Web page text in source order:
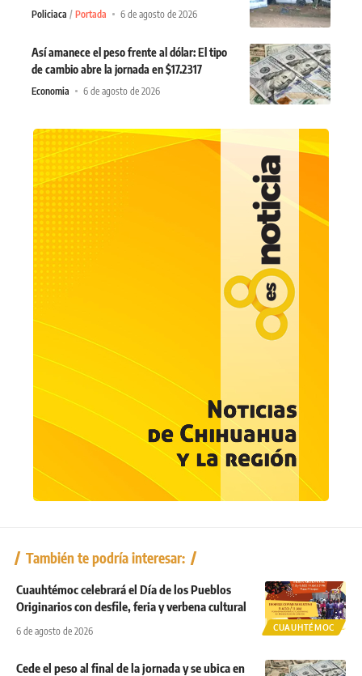
Policiaca Portada 6 de agosto de 2026
Así amanece el peso frente al dólar: El tipo
de cambio abre la jornada en $17.2317
Economia 6 de agosto de 2026
También te podría interesar:
CUAUHTÉMOC
Cuauhtémoc celebrará el Día de los Pueblos
Originarios con desfile, feria y verbena cultural
6 de agosto de 2026
Cede el peso al final de la jornada y se ubica en